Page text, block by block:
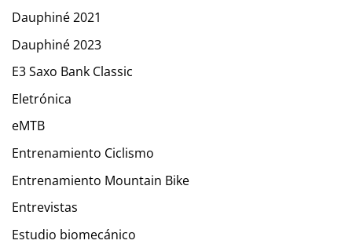
Dauphiné 2021
Dauphiné 2023
E3 Saxo Bank Classic
Eletrónica
eMTB
Entrenamiento Ciclismo
Entrenamiento Mountain Bike
Entrevistas
Estudio biomecánico